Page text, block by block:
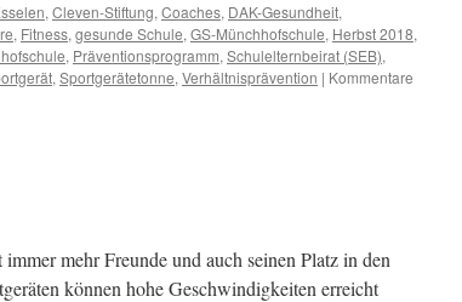
, Cleven-Stiftung, Coaches, DAK-Gesundheit,
, Fitness, gesunde Schule, GS-Münchhofschule, Herbst 2018,
, Präventionsprogramm, Schulelternbeirat (SEB),
, Sportgerätetonne, Verhältnisprävention | Kommentare
mehr Freunde und auch seinen Platz in den
können hohe Geschwindigkeiten erreicht